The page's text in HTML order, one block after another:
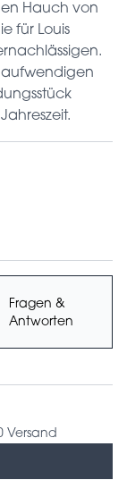
Hauch von
für Louis
aufwendigen
Fragen &
Antworten
Versand